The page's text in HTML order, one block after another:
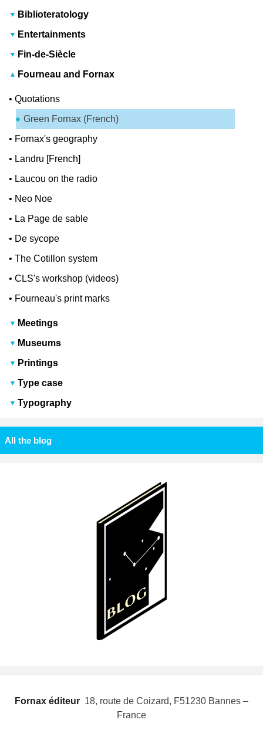
Biblioteratology
Entertainments
Fin-de-Siècle
Fourneau and Fornax
•Quotations
Green Fornax (French)
• Fornax's geography
• Landru [French]
• Laucou on the radio
• Neo Noe
• La Page de sable
• De sycope
•The Cotillon system
•CLS's workshop (videos)
• Fourneau's print marks
Meetings
Museums
Printings
Type case
Typography
All the blog
Fornax éditeur  18, route de Coizard, F51230 Bannes –
France